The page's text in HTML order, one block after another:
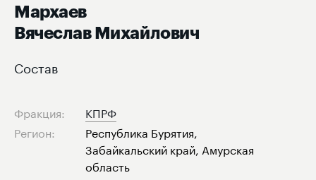
Мархаев
Вячеслав Михайлович
Состав
Фракция:
КПРФ
Регион:
Республика Бурятия,
Забайкальский край, Амурская
область